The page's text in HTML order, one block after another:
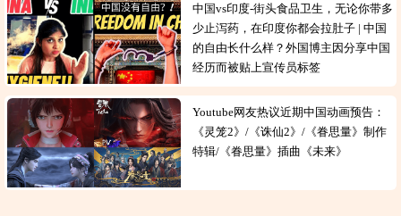
中国vs印度-街头食品卫生，无论你带多
少止泻药，在印度你都会拉肚子 | 中国
的自由长什么样？外国博主因分享中国
经历而被贴上宣传员标签
Youtube网友热议近期中国动画预告：
《灵笼2》/《诛仙2》/《眷思量》制作
特辑/《眷思量》插曲《未来》